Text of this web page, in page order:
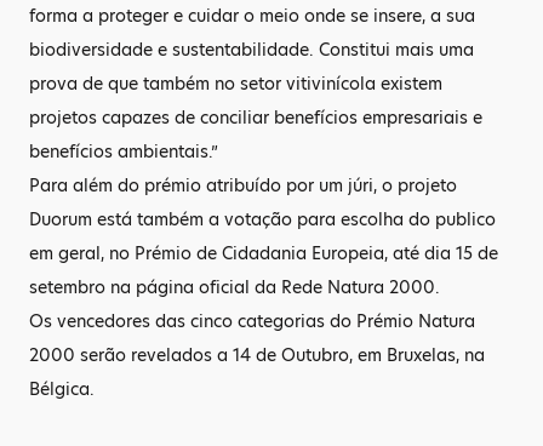
forma a proteger e cuidar o meio onde se insere, a sua
biodiversidade e sustentabilidade. Constitui mais uma
prova de que também no setor vitivinícola existem
projetos capazes de conciliar benefícios empresariais e
benefícios ambientais.”
Para além do prémio atribuído por um júri, o projeto
Duorum está também a votação para escolha do publico
em geral, no Prémio de Cidadania Europeia, até dia 15 de
setembro na página oficial da Rede Natura 2000.
Os vencedores das cinco categorias do Prémio Natura
2000 serão revelados a 14 de Outubro, em Bruxelas, na
Bélgica.